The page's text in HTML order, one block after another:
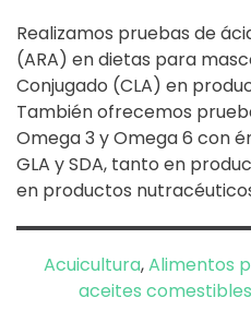
Realizamos pruebas de
(ARA) en dietas para
Conjugado (CLA) en
También ofrecemos
Omega 3 y Omega 6 con
GLA y SDA, tanto en
en productos
Acuicultura,Alimentos
aceites comestibles